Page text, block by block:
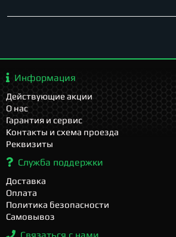
Информация
Действующие акции
О нас
Гарантия и сервис
Контакты и схема проезда
Реквизиты
Служба поддержки
Доставка
Оплата
Политика безопасности
Самовывоз